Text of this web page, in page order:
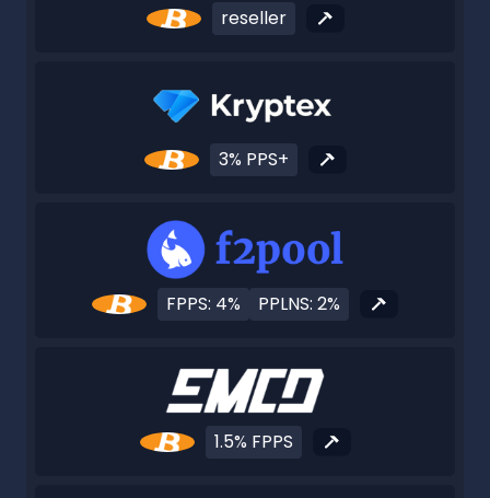
reseller
3% PPS+
FPPS: 4% PPLNS: 2%
1.5% FPPS